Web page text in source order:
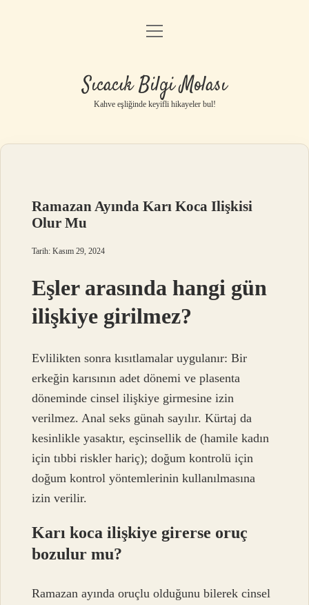
Anasayfa
Yasal Uyarı
menüyü
Sıcacık Bilgi Molası
Kahve eşliğinde keyifli hikayeler bul!
Ramazan Ayında Karı Koca Ilişkisi
Olur Mu
Tarih: Kasım 29, 2024
Eşler arasında hangi gün
ilişkiye girilmez?
Evlilikten sonra kısıtlamalar uygulanır: Bir
erkeğin karısının adet dönemi ve plasenta
döneminde cinsel ilişkiye girmesine izin
verilmez. Anal seks günah sayılır. Kürtaj da
kesinlikle yasaktır, eşcinsellik de (hamile kadın
için tıbbi riskler hariç); doğum kontrolü için
doğum kontrol yöntemlerinin kullanılmasına
izin verilir.
Karı koca ilişkiye girerse oruç
bozulur mu?
Ramazan ayında oruçlu olduğunu bilerek cinsel